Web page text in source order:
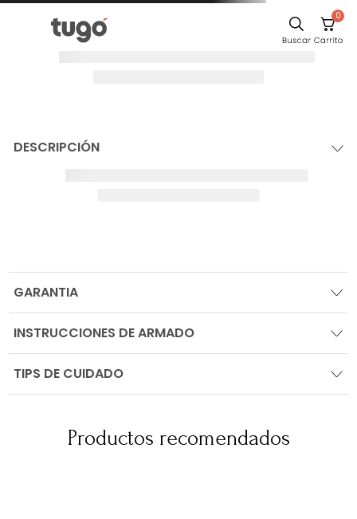
0
DESCRIPCIÓN
GARANTIA
INSTRUCCIONES DE ARMADO
TIPS DE CUIDADO
Productos recomendados